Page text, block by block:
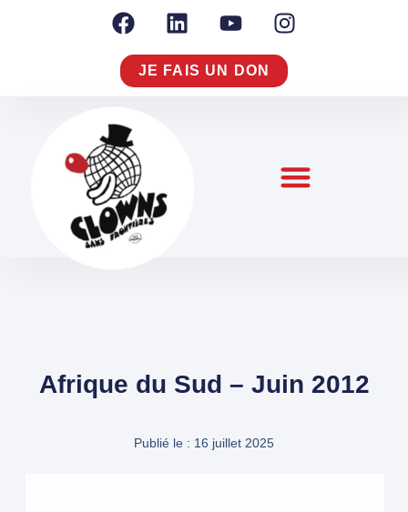
JE FAIS UN DON
Afrique du Sud – Juin 2012
Publié le : 16 juillet 2025